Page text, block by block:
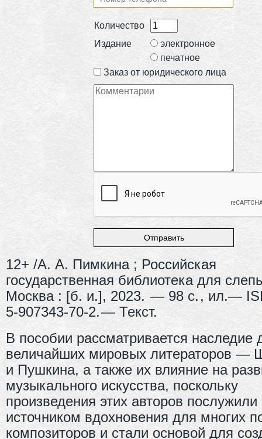
Количество
Издание
электронное
печатное
Заказ от юридического лица
12+ /А. А. Пимкина ; Российская
государственная библиотека для
Москва : [б. и.], 2023. — 98 с. , ил.—
5-907343-70-2. — Текст.
В пособии рассматривается наследие
величайших мировых литераторов —
и Пушкина, а также их влияние на
музыкального искусства, поскольку
произведения этих авторов послужили
источником вдохновения для многих
композиторов и стали основой для